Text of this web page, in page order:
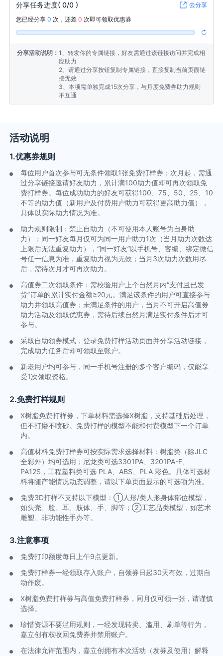
分享任务进度(0/0 )
去分享
您已经分享0 次，还差0 次即可领取优惠券
分享活动说明：1、转发你的专属链接，好友需通过该链接访问并完成相
应助力
2、请通过分享按钮复制专属链接，直接复制当前页面链
接无效
3、本项需单独完成15次分享，与月度免费券助力规则
不互通
活动说明
1.优惠券规则
每位用户首次参与可无条件领取1张免费打样券；次月起，需通
过分享链接邀请好友助力，累计满100助力值即可再次领取免
费打样券。每位成功助力的好友可获得100、75、50、25、10
不等的助力值（新用户及付费用户助力可获得更高助力值），
具体以实际助力情况为准。
助力规则限制：禁止自助力（不可使用本人账号为自身助
力）；同一好友每月仅可为同一用户助力1次（当月助力次数达
上限后无法重复助力），“同一好友”以手机号、客编、绑定微信
号任一信息为准，重复助力视为无效；当月3次助力次数用尽
后，需待次月才可再次助力。
高值券二次领取条件：需校验用户上个自然月内“支付且已发
货”订单的累计实付金额≥20元。满足该条件的用户可直接参与
助力并领取高值券；未满足条件的用户，当月不可开启高值券
助力活动及领取优惠券，需待后续自然月满足实付条件后才可
参与。
采取自助领券模式，登录免费打样活动页面并分享活动链接，
完成助力任务后即可领取至账户。
新老用户均可参与，同一手机号注册的多个客户编码，仅能享
受1次领取资格。
2.免费打样规则
X树脂免费打样券，下单材料需选择X树脂，支持基础后处理，
但不打磨不喷砂。免费打样的模型不能和付费模型下一个订单
内。
高值材料免费打样券可按实际需求选择材料：树脂类（除JLC
全彩外）均可选用；尼龙类可选3301PA、3201PA-F、
PA12S，工程塑料类可选 PLA、ABS、PLA 彩色。具体可选材
料将随产能情况动态调整，请以下单页面显示的可选项为准。
免费3D打样不支持以下模型：①人形/类人形身体部位模型，
如头壳、脸、耳、肢体、手、脚等；②工艺品类模型，如艺术
雕塑、非功能性手办等。
3.注意事项
免费打印额度每日上午9点更新。
免费打样券一经领取存入账户，自领券日起30天有效，过期自
动作废。
X树脂免费打样券与高值免费打样券，同月仅可领一张，请谨慎
选择。
珍惜资源不要滥用规则，一经发现转卖、滥用、刷单等行为，
嘉立创有权收回免费券并禁用账户。
在法律允许范围内，嘉立创拥有本次活动（发券及使用）解释